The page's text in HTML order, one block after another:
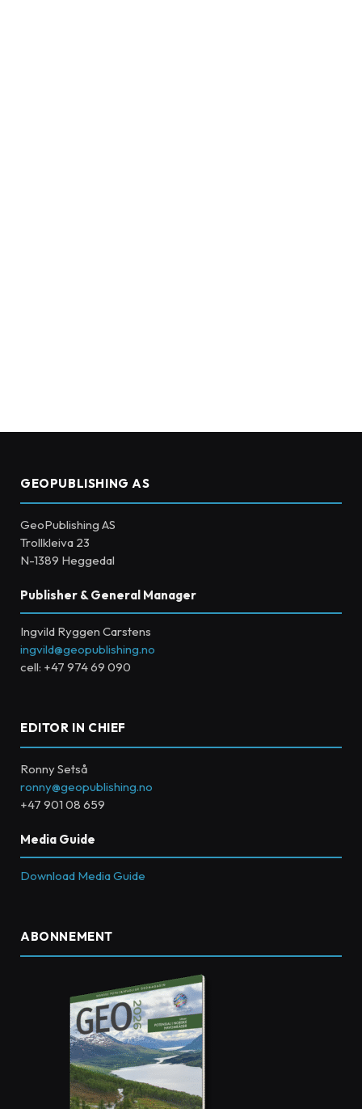
GEOPUBLISHING AS
GeoPublishing AS
Trollkleiva 23
N-1389 Heggedal
Publisher & General Manager
Ingvild Ryggen Carstens
ingvild@geopublishing.no
cell: +47 974 69 090
EDITOR IN CHIEF
Ronny Setså
ronny@geopublishing.no
+47 901 08 659
Media Guide
Download Media Guide
ABONNEMENT